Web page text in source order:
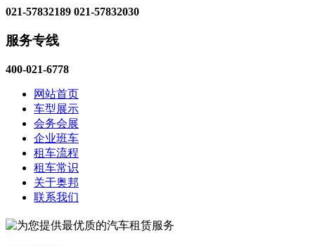
021-57832189 021-57832030
服务专线
400-021-6778
网站首页
车型展示
会务会展
企业班车
租车流程
租车常识
关于奥邦
联系我们